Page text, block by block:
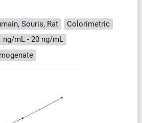
Souris, Rat
Colorimetric
ng/mL - 20 ng/mL